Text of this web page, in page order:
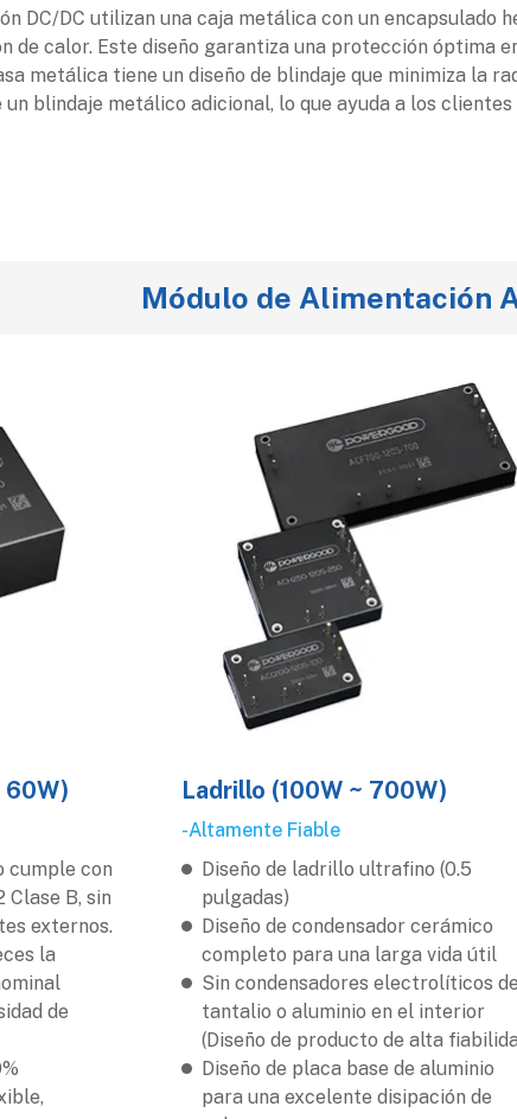
DC/DC utilizan una caja metálica con un encapsulado
de calor. Este diseño garantiza una protección óptima
metálica tiene un diseño de blindaje que minimiza la
un blindaje metálico adicional, lo que ayuda a los
Módulo de Alimentación
60W)
cumple con
Clase B, sin
externos.
la
de
Ladrillo (100W ~ 700W)
-Altamente Fiable
Diseño de ladrillo ultrafino (0.5
pulgadas)
Diseño de condensador cerámico
completo para una larga vida útil
Sin condensadores electrolíticos de
tantalio o aluminio en el interior
(Diseño de producto de alta
Diseño de placa base de aluminio
para una excelente disipación de